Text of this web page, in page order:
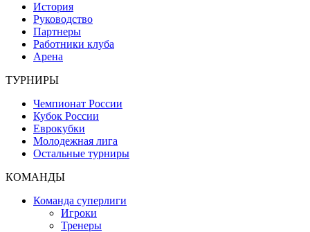
История
Руководство
Партнеры
Работники клуба
Арена
ТУРНИРЫ
Чемпионат России
Кубок России
Еврокубки
Молодежная лига
Остальные турниры
КОМАНДЫ
Команда суперлиги
Игроки
Тренеры